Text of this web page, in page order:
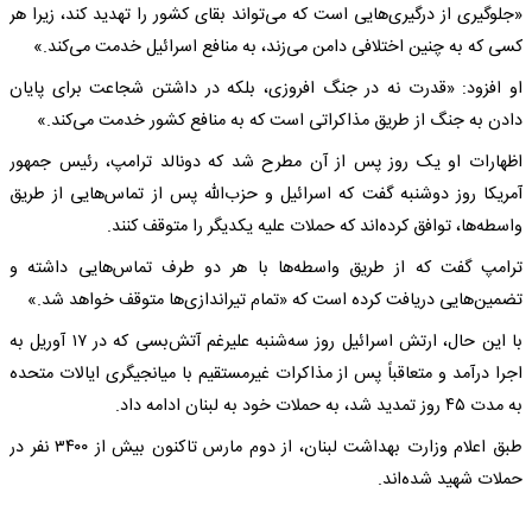
«جلوگیری از درگیری‌هایی است که می‌تواند بقای کشور را تهدید کند، زیرا هر
کسی که به چنین اختلافی دامن می‌زند، به منافع اسرائیل خدمت می‌کند.»
او افزود: «قدرت نه در جنگ افروزی، بلکه در داشتن شجاعت برای پایان
دادن به جنگ از طریق مذاکراتی است که به منافع کشور خدمت می‌کند.»
اظهارات او یک روز پس از آن مطرح شد که دونالد ترامپ، رئیس جمهور
آمریکا روز دوشنبه گفت که اسرائیل و حزب‌الله پس از تماس‌هایی از طریق
واسطه‌ها، توافق کرده‌اند که حملات علیه یکدیگر را متوقف کنند.
ترامپ گفت که از طریق واسطه‌ها با هر دو طرف تماس‌هایی داشته و
تضمین‌هایی دریافت کرده است که «تمام تیراندازی‌ها متوقف خواهد شد.»
با این حال، ارتش اسرائیل روز سه‌شنبه علیرغم آتش‌بسی که در ۱۷ آوریل به
اجرا درآمد و متعاقباً پس از مذاکرات غیرمستقیم با میانجیگری ایالات متحده
به مدت ۴۵ روز تمدید شد، به حملات خود به لبنان ادامه داد.
طبق اعلام وزارت بهداشت لبنان، از دوم مارس تاکنون بیش از ۳۴۰۰ نفر در
حملات شهید شده‌اند.